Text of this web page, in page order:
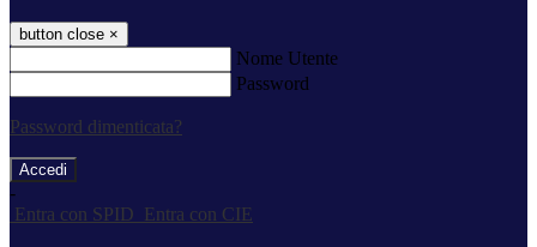
button close ×
Nome Utente
Password
Password dimenticata?
-
Entra con SPID
Entra con CIE